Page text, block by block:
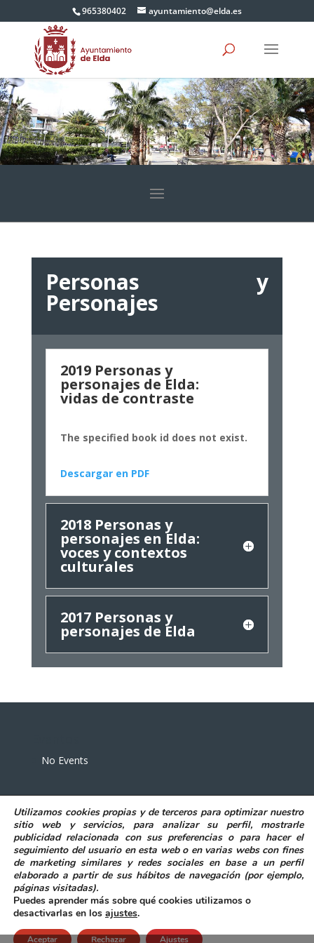
965380402 ayuntamiento@elda.es
Personas y
Personajes
2019 Personas y
personajes de Elda:
vidas de contraste
The specified book id does not exist.
Descargar en PDF
2018 Personas y
personajes en Elda:
voces y contextos
culturales
2017 Personas y
personajes de Elda
No Events
POLITICA DE PRIVACIDAD
AVISO LEGAL
POLITICA DE COOKIES
DECLARACIÓN DE ACCESIBILIDAD
Utilizamos cookies propias y de terceros para optimizar nuestro
sitio web y servicios, para analizar su perfil, mostrarle
publicidad relacionada con sus preferencias o para hacer el
seguimiento del usuario en esta web o en varias webs con fines
de marketing similares y redes sociales en base a un perfil
elaborado a partir de sus hábitos de navegación (por ejemplo,
páginas visitadas).
Puedes aprender más sobre qué cookies utilizamos o
desactivarlas en los ajustes.
Aceptar Rechazar Ajustes